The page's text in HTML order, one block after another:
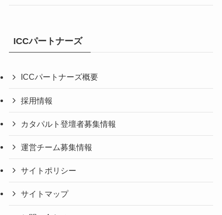
ICCパートナーズ
ICCパートナーズ概要
採用情報
カタパルト登壇者募集情報
運営チーム募集情報
サイトポリシー
サイトマップ